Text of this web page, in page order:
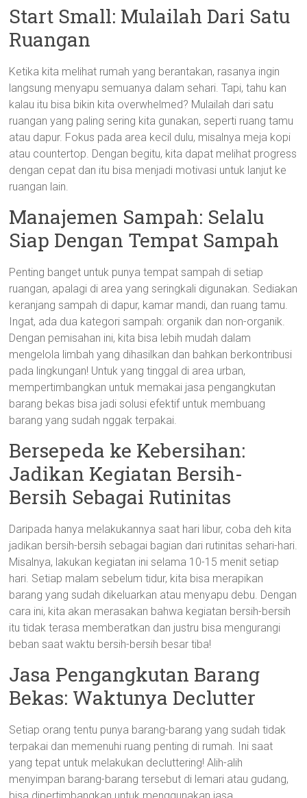
Start Small: Mulailah Dari Satu
Ruangan
Ketika kita melihat rumah yang berantakan, rasanya ingin
langsung menyapu semuanya dalam sehari. Tapi, tahu kan
kalau itu bisa bikin kita overwhelmed? Mulailah dari satu
ruangan yang paling sering kita gunakan, seperti ruang tamu
atau dapur. Fokus pada area kecil dulu, misalnya meja kopi
atau countertop. Dengan begitu, kita dapat melihat progress
dengan cepat dan itu bisa menjadi motivasi untuk lanjut ke
ruangan lain.
Manajemen Sampah: Selalu
Siap Dengan Tempat Sampah
Penting banget untuk punya tempat sampah di setiap
ruangan, apalagi di area yang seringkali digunakan. Sediakan
keranjang sampah di dapur, kamar mandi, dan ruang tamu.
Ingat, ada dua kategori sampah: organik dan non-organik.
Dengan pemisahan ini, kita bisa lebih mudah dalam
mengelola limbah yang dihasilkan dan bahkan berkontribusi
pada lingkungan! Untuk yang tinggal di area urban,
mempertimbangkan untuk memakai jasa pengangkutan
barang bekas bisa jadi solusi efektif untuk membuang
barang yang sudah nggak terpakai.
Bersepeda ke Kebersihan:
Jadikan Kegiatan Bersih-
Bersih Sebagai Rutinitas
Daripada hanya melakukannya saat hari libur, coba deh kita
jadikan bersih-bersih sebagai bagian dari rutinitas sehari-hari.
Misalnya, lakukan kegiatan ini selama 10-15 menit setiap
hari. Setiap malam sebelum tidur, kita bisa merapikan
barang yang sudah dikeluarkan atau menyapu debu. Dengan
cara ini, kita akan merasakan bahwa kegiatan bersih-bersih
itu tidak terasa memberatkan dan justru bisa mengurangi
beban saat waktu bersih-bersih besar tiba!
Jasa Pengangkutan Barang
Bekas: Waktunya Declutter
Setiap orang tentu punya barang-barang yang sudah tidak
terpakai dan memenuhi ruang penting di rumah. Ini saat
yang tepat untuk melakukan decluttering! Alih-alih
menyimpan barang-barang tersebut di lemari atau gudang,